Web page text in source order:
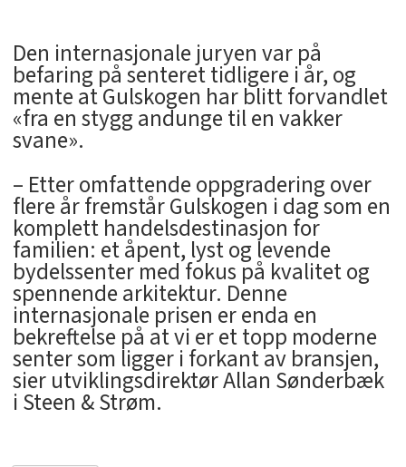
Den internasjonale juryen var på
befaring på senteret tidligere i år, og
mente at Gulskogen har blitt forvandlet
«fra en stygg andunge til en vakker
svane».
– Etter omfattende oppgradering over
flere år fremstår Gulskogen i dag som en
komplett handelsdestinasjon for
familien: et åpent, lyst og levende
bydelssenter med fokus på kvalitet og
spennende arkitektur. Denne
internasjonale prisen er enda en
bekreftelse på at vi er et topp moderne
senter som ligger i forkant av bransjen,
sier utviklingsdirektør Allan Sønderbæk
i Steen & Strøm.